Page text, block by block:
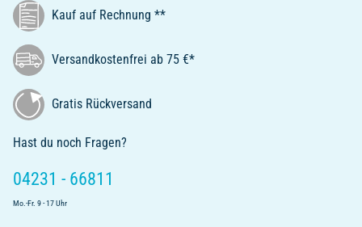
Kauf auf Rechnung **
Versandkostenfrei ab 75 €*
Gratis Rückversand
Hast du noch Fragen?
04231 - 66811
Mo.-Fr. 9 - 17 Uhr